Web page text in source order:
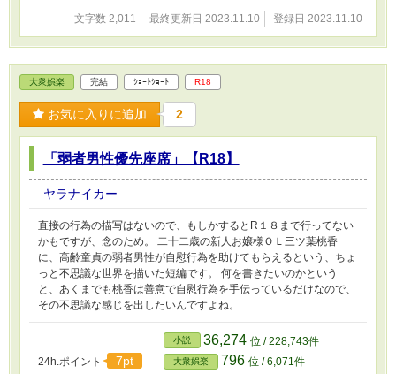
文字数 2,011 最終更新日 2023.11.10 登録日 2023.11.10
大衆娯楽 完結 ｼｮｰﾄｼｮｰﾄ R18
お気に入りに追加 2
「弱者男性優先座席」【R18】
ヤラナイカー
直接の行為の描写はないので、もしかするとR１８まで行ってない
かもですが、念のため。 二十二歳の新人お嬢様ＯＬ三ツ葉桃香
に、高齢童貞の弱者男性が自慰行為を助けてもらえるという、ちょ
っと不思議な世界を描いた短編です。 何を書きたいのかという
と、あくまでも桃香は善意で自慰行為を手伝っているだけなので、
その不思議な感じを出したいんですよね。
24h.ポイント 7pt
小説 36,274 位 / 228,743件
大衆娯楽 796 位 / 6,071件